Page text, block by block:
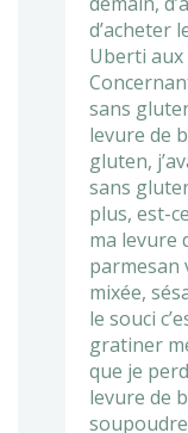
d’acheter
Uberti aux
sans
levure de
gluten,
sans
plus, est-
ma levure
parmesan
mixée,
le souci
gratiner
que je
levure de